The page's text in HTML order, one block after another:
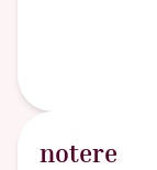
notere